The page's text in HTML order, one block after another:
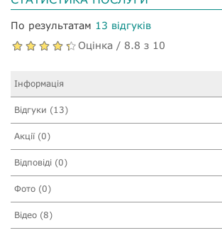
По результатам 13 відгуків
Оцінка / 8.8 з 10
Інформація
Відгуки (13)
Акції (0)
Відповіді (0)
Фото (0)
Відео (8)